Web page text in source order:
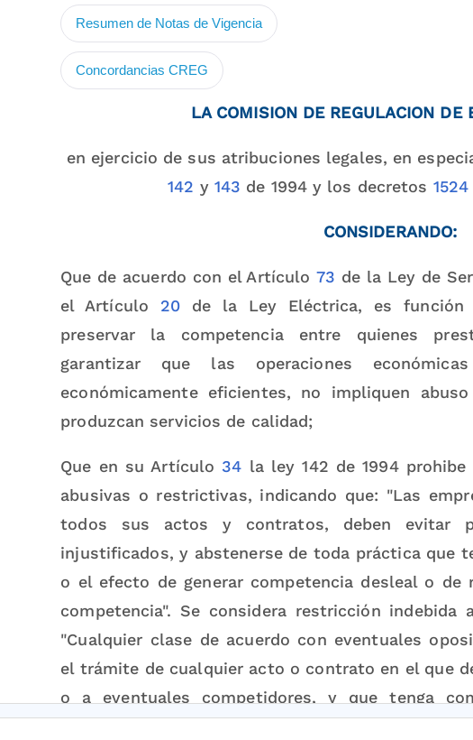
Resumen de Notas de Vigencia
Concordancias CREG
LA COMISION DE REGULACION DE
en ejercicio de sus atribuciones legales, en
142 y 143 de 1994 y los decretos 1524
CONSIDERANDO:
Que de acuerdo con el Artículo 73 de la Ley de
el Artículo 20de la Ley Eléctrica, es función
preservar la competencia entre quienes
garantizar que las operaciones
económicamente eficientes, no impliquen
produzcan servicios de calidad;
Que en su Artículo34 la ley 142 de 1994
abusivas o restrictivas, indicando que: "Las
todos sus actos y contratos, deben evitar
injustificados, y abstenerse de toda práctica que
o el efecto de generar competencia desleal o
competencia". Se considera restricción
"Cualquier clase de acuerdo con eventuales
el trámite de cualquier acto o contrato en el que
o a eventuales competidores, y que tenga